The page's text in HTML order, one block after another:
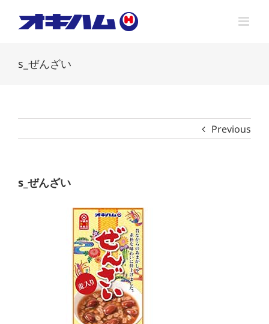
s_ぜんざい
Previous
s_ぜんざい